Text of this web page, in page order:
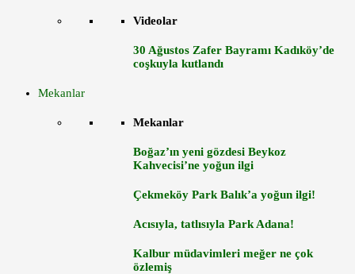
Videolar
30 Ağustos Zafer Bayramı Kadıköy’de
coşkuyla kutlandı
Mekanlar
Mekanlar
Boğaz’ın yeni gözdesi Beykoz
Kahvecisi’ne yoğun ilgi
Çekmeköy Park Balık’a yoğun ilgi!
Acısıyla, tatlısıyla Park Adana!
Kalbur müdavimleri meğer ne çok
özlemiş